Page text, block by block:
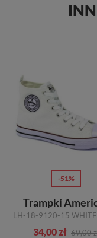
-51%
Trampki
34,00 zł 69,00